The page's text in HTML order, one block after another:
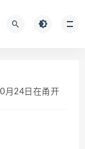
月24日在甬开